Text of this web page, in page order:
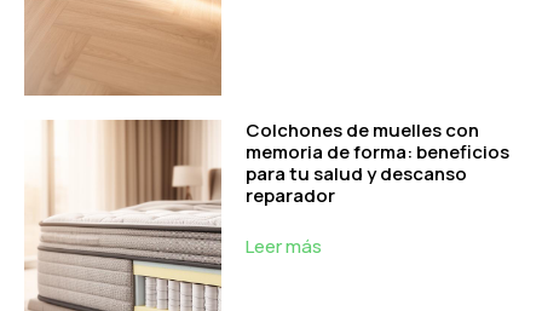
Colchones de muelles con
memoria de forma: beneficios
para tu salud y descanso
reparador
Leer más